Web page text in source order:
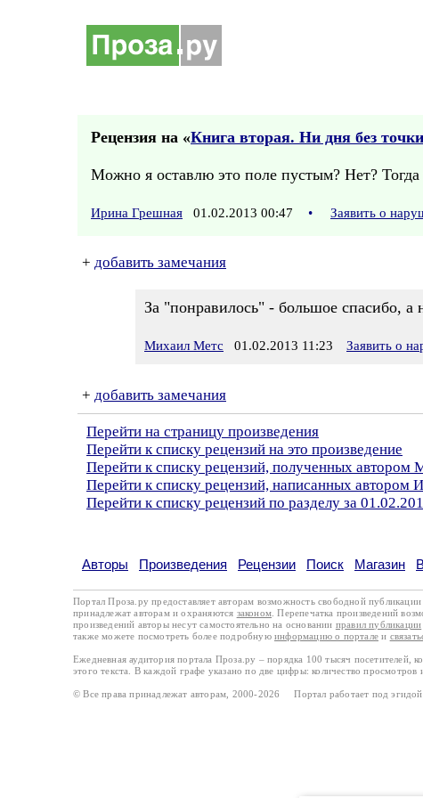
Рецензия на «Книга вторая. Ни дня без точки
Можно я оставлю это поле пустым? Нет?
Ирина Грешная 01.02.2013 00:47 • Заявить о
+ добавить замечания
За "понравилось" - большое спасибо, а
Михаил Метс 01.02.2013 11:23 Заявить о
+ добавить замечания
Перейти на страницу произведения
Перейти к списку рецензий на это произведение
Перейти к списку рецензий, полученных автором
Перейти к списку рецензий, написанных автором
Перейти к списку рецензий по разделу за
Авторы Произведения Рецензии Поиск Магазин
Портал Проза.ру предоставляет авторам возможность свободной
принадлежат авторам и охраняются законом . Перепечатка произведений
произведений авторы несут самостоятельно на основании правил публикации
также можете посмотреть более подробную информацию о портале и
Ежедневная аудитория портала Проза.ру – порядка 100 тысяч
этого текста. В каждой графе указано по две цифры: количество просмотров и
© Все права принадлежат авторам, 2000-2026 Портал работает под эгидой